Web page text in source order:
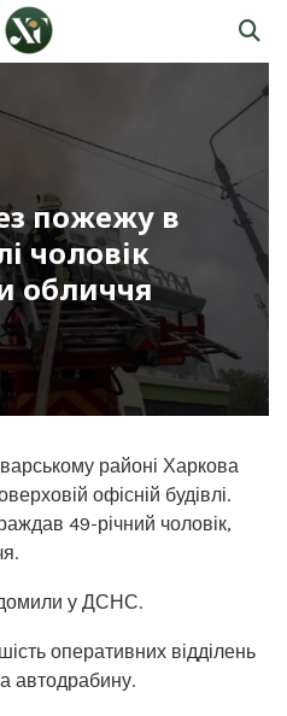
пожежу в
чоловік
обличчя
районі Харкова
офісній будівлі.
49-річний чоловік,
у ДСНС.
оперативних відділень
автодрабину.